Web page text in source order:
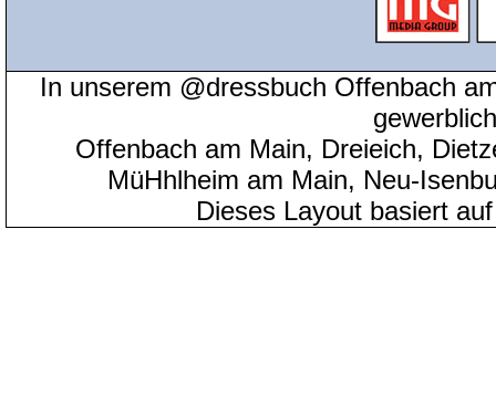
In unserem @dressbuch Offenbach
Offenbach am Main, Dreieich,
MüHhlheim am Main, Neu-
Dieses Layout basiert